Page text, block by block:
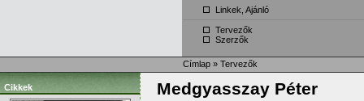
Linkek, Ajánló
Tervezők
Szerzők
Címlap » Tervezők
Cikkek Medgyasszay Péter